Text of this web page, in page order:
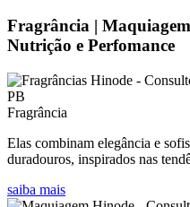
Fragrância |
Nutrição e Perfomance
Fragrância
Elas combinam elegância e
duradouros, inspirados nas
saiba mais